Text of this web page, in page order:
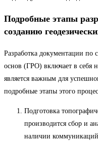
Подробные этапы
созданию
Разработка документации по
основ (ГРО) включает в себя
является важным для
подробные этапы этого
Подготовка
производится сбор и
наличии